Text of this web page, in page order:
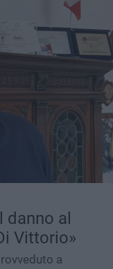
al
Vittorio»
a